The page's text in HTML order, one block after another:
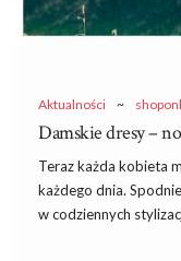
Aktualności ~
Damskie dresy –
Teraz każda kobieta
każdego dnia.
w codziennych